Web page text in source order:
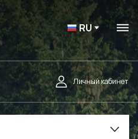
RU
Личный кабинет